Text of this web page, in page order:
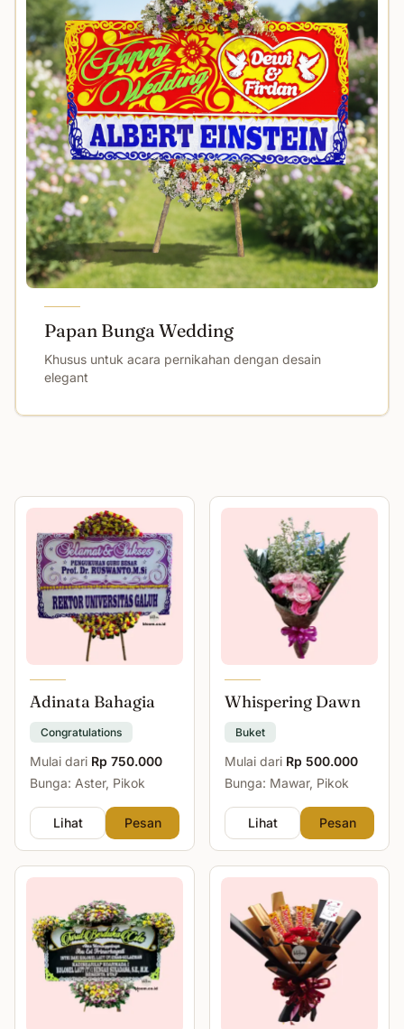
Papan Bunga Wedding
Khusus untuk acara pernikahan dengan desain
elegant
Adinata Bahagia
Congratulations
Mulai dari Rp 750.000
Bunga: Aster, Pikok
Lihat Pesan
Whispering Dawn
Buket
Mulai dari Rp 500.000
Bunga: Mawar, Pikok
Lihat Pesan